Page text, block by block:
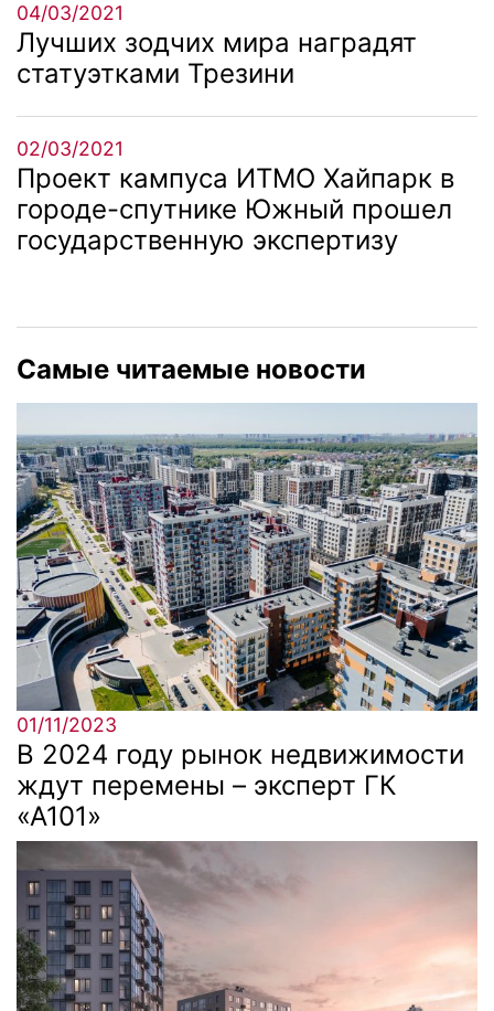
04/03/2021
Лучших зодчих мира наградят
статуэтками Трезини
02/03/2021
Проект кампуса ИТМО Хайпарк в
городе-спутнике Южный прошел
государственную экспертизу
Самые читаемые новости
01/11/2023
В 2024 году рынок недвижимости
ждут перемены – эксперт ГК
«А101»